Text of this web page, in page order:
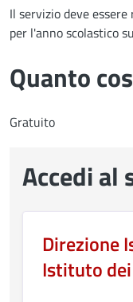
Il servizio deve
per l'anno scolastico
Quanto
Gratuito
Accedi al
Direzione
Istituto